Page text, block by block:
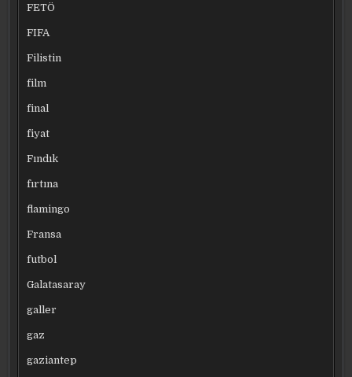
FETÖ
FIFA
Filistin
film
final
fiyat
Fındık
fırtına
flamingo
Fransa
futbol
Galatasaray
galler
gaz
gaziantep